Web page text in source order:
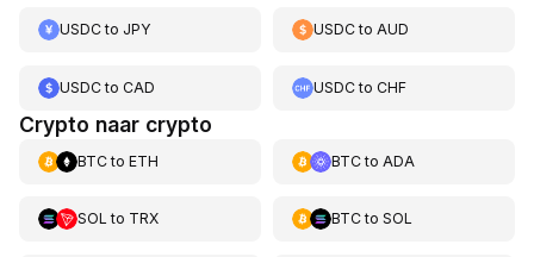
USDCto JPY USDCtoAUD
USDCto CAD USDCtoCHF
Crypto naar crypto
BTCto ETH BTCto ADA
SOL to TRX BTCto SOL